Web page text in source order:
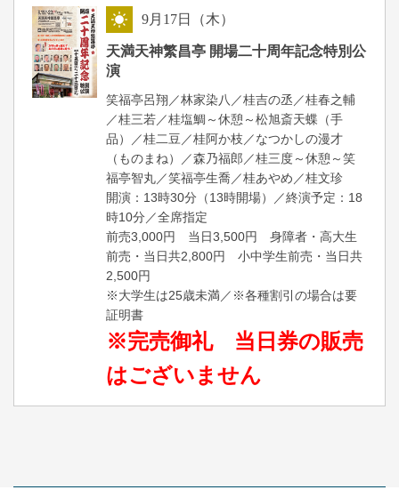
9月 17日（木）
天満天神繁昌亭 開場二十周年記念特別公
演
笑福亭呂翔／林家染八／桂吉の丞／桂春之輔
／桂三若／桂塩鯛～休憩～松旭斎天蝶（手
品）／桂二豆／桂阿か枝／なつかしの漫才
（ものまね）／森乃福郎／桂三度～休憩～笑
福亭智丸／笑福亭生喬／桂あやめ／桂文珍
開演：13時30分（13時開場）／終演予定：18
時10分／全席指定
前売3,000円 当日3,500円 身障者・高大生
前売・当日共2,800円 小中学生前売・当日共
2,500円
※大学生は25歳未満／※各種割引の場合は要
証明書
※完売御礼 当日券の販売
はございません